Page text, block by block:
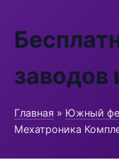
заводов
Главная » Южный
Мехатроника